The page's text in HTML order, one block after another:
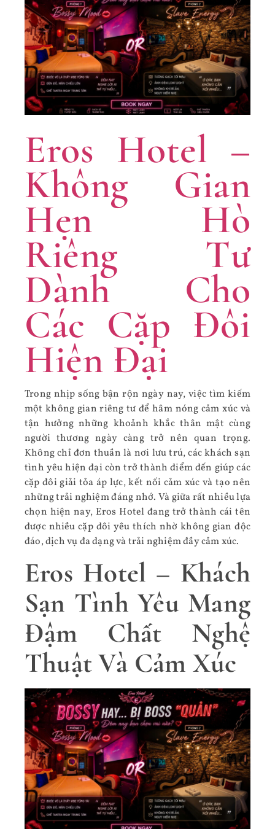
Eros Hotel –
Không Gian
Hẹn Hò
Riêng Tư
Dành Cho
Các Cặp Đôi
Hiện Đại
Trong nhịp sống bận rộn ngày nay, việc tìm kiếm
một không gian riêng tư để hâm nóng cảm xúc và
tận hưởng những khoảnh khắc thân mật cùng
người thương ngày càng trở nên quan trọng.
Không chỉ đơn thuần là nơi lưu trú, các khách sạn
tình yêu hiện đại còn trở thành điểm đến giúp các
cặp đôi giải tỏa áp lực, kết nối cảm xúc và tạo nên
những trải nghiệm đáng nhớ. Và giữa rất nhiều lựa
chọn hiện nay, Eros Hotel đang trở thành cái tên
được nhiều cặp đôi yêu thích nhờ không gian độc
đáo, dịch vụ đa dạng và trải nghiệm đầy cảm xúc.
Eros Hotel – Khách
Sạn Tình Yêu Mang
Đậm Chất Nghệ
Thuật Và Cảm Xúc